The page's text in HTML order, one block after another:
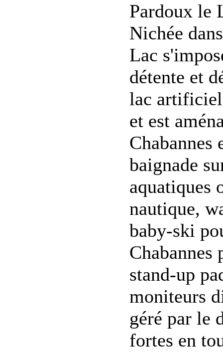
Pardoux le
Nichée
Lac
détente et
lac artificiel
et est
Chabannes
baignade
aquatiques
nautique,
baby-ski
Chabannes
stand-up
moniteurs
géré par le
fortes en